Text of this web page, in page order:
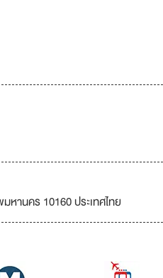
หานคร 10160 ประเทศไทย